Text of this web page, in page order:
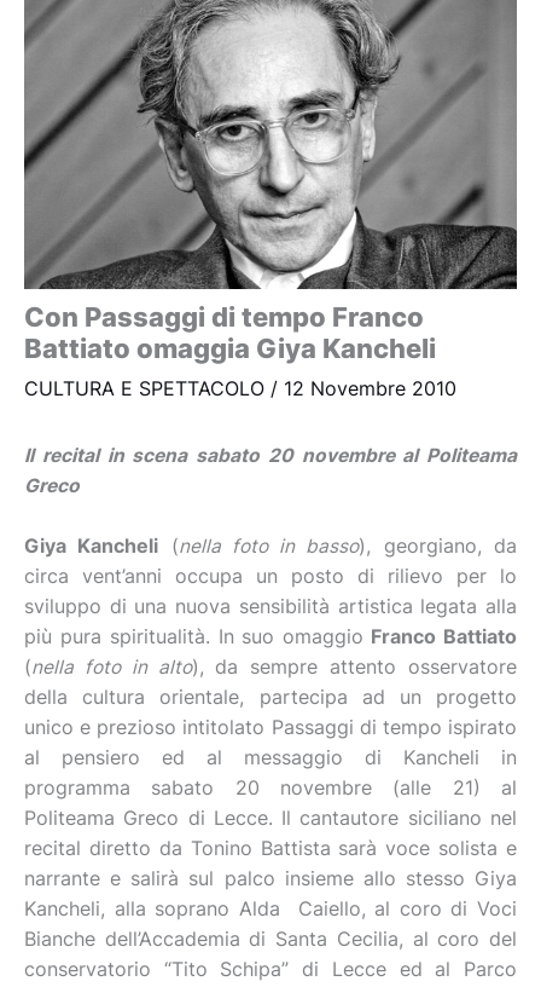
Con Passaggi di tempo Franco
Battiato omaggia Giya Kancheli
CULTURA E SPETTACOLO / 12 Novembre 2010
Il recital in scena sabato 20 novembre al Politeama
Greco
Giya Kancheli (nella foto in basso), georgiano, da
circa vent’anni occupa un posto di rilievo per lo
sviluppo di una nuova sensibilità artistica legata alla
più pura spiritualità. In suo omaggio Franco Battiato
(nella foto in alto), da sempre attento osservatore
della cultura orientale, partecipa ad un progetto
unico e prezioso intitolato Passaggi di tempo ispirato
al pensiero ed al messaggio di Kancheli in
programma sabato 20 novembre (alle 21) al
Politeama Greco di Lecce. Il cantautore siciliano nel
recital diretto da Tonino Battista sarà voce solista e
narrante e salirà sul palco insieme allo stesso Giya
Kancheli, alla soprano Alda Caiello, al coro di Voci
Bianche dell’Accademia di Santa Cecilia, al coro del
conservatorio “Tito Schipa” di Lecce ed al Parco